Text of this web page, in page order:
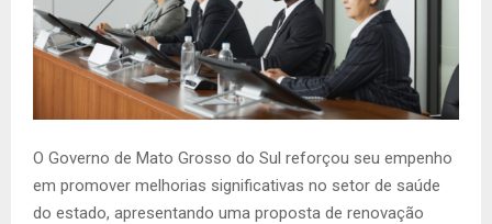
O Governo de Mato Grosso do Sul reforçou seu empenho
em promover melhorias significativas no setor de saúde
do estado, apresentando uma proposta de renovação